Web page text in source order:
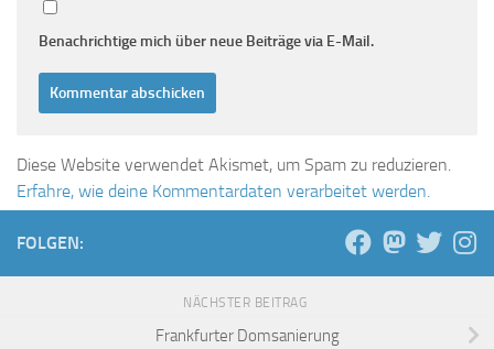
Benachrichtige mich über neue Beiträge via E-Mail.
Diese Website verwendet Akismet, um Spam zu reduzieren.
Erfahre, wie deine Kommentardaten verarbeitet werden.
FOLGEN:
NÄCHSTER BEITRAG
Frankfurter Domsanierung